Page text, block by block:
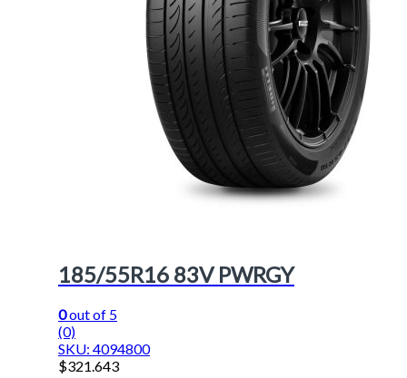
185/55R16 83V PWRGY
0out of 5
(0)
SKU: 4094800
$321.643